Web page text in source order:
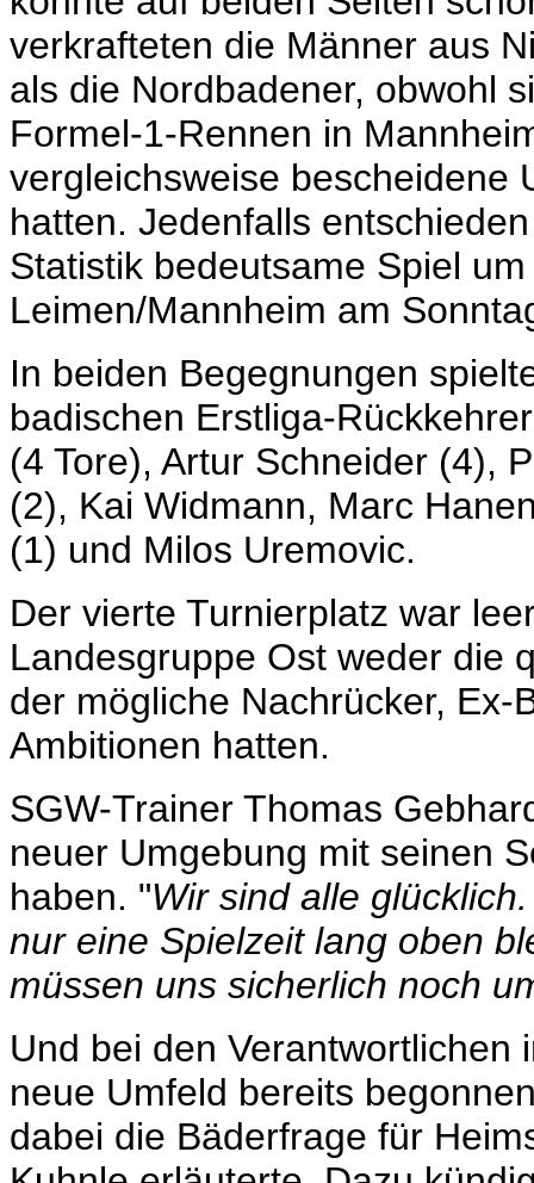
verkrafteten die Männer aus
als die Nordbadener, obwohl
Formel-1-Rennen in
vergleichsweise bescheidene
hatten. Jedenfalls
Statistik bedeutsame Spiel
Leimen/Mannheim am
In beiden Begegnungen
badischen Erstliga-
(4 Tore), Artur Schneider (4),
(2), Kai Widmann, Marc
(1) und Milos Uremovic.
Der vierte Turnierplatz war
Landesgruppe Ost weder die
der mögliche Nachrücker,
Ambitionen hatten.
SGW-Trainer Thomas
neuer Umgebung mit seinen
haben. "Wir sind alle
nur eine Spielzeit lang oben
müssen uns sicherlich noch
Und bei den Verantwortlichen
neue Umfeld bereits
dabei die Bäderfrage für